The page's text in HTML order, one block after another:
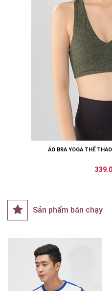
ÁO BRA YOGA THỂ
Sản phẩm bán chạy